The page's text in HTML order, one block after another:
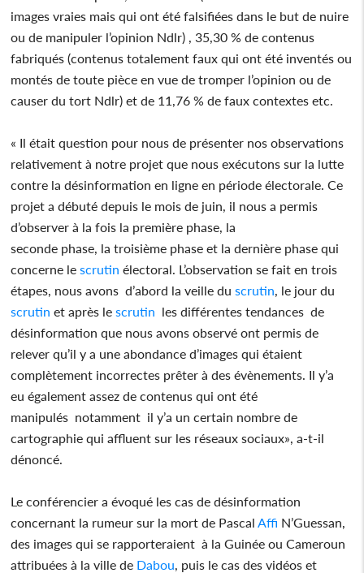
images vraies mais qui ont été falsifiées dans le but de nuire
ou de manipuler l’opinion Ndlr) , 35,30 % de contenus
fabriqués (contenus totalement faux qui ont été inventés ou
montés de toute pièce en vue de tromper l’opinion ou de
causer du tort Ndlr) et de 11,76 % de faux contextes etc.
« Il était question pour nous de présenter nos observations
relativement à notre projet que nous exécutons sur la lutte
contre la désinformation en ligne en période électorale. Ce
projet a débuté depuis le mois de juin, il nous a permis
d’observer à la fois la première phase, la
seconde phase, la troisième phase et la dernière phase qui
concerne lescrutin électoral. L’observation se fait en trois
étapes, nous avons d’abord la veille duscrutin , le jour du
scrutin et après lescrutin les différentes tendances de
désinformation que nous avons observé ont permis de
relever qu’il y a une abondance d’images qui étaient
complètement incorrectes prêter à des évènements. Il y’a
eu également assez de contenus qui ont été
manipulés notamment il y’a un certain nombre de
cartographie qui affluent sur les réseaux sociaux», a-t-il
dénoncé.
Le conférencier a évoqué les cas de désinformation
concernant la rumeur sur la mort de Pascal Affi N’Guessan,
des images qui se rapporteraient à la Guinée ou Cameroun
attribuées à la ville de Dabou , puis le cas des vidéos et